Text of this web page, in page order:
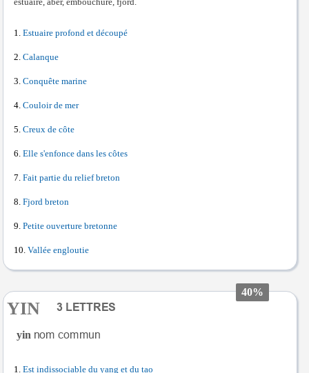
estuaire, aber, embouchure, fjord.
Estuaire profond et découpé
Calanque
Conquête marine
Couloir de mer
Creux de côte
Elle s'enfonce dans les côtes
Fait partie du relief breton
Fjord breton
Petite ouverture bretonne
Vallée engloutie
40%
YIN
yin
Est indissociable du yang et du tao